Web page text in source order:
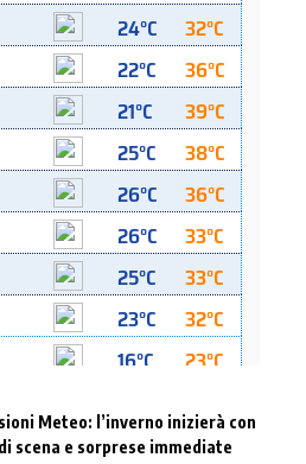
Meteo: l’inverno inizierà con
scena e sorprese immediate